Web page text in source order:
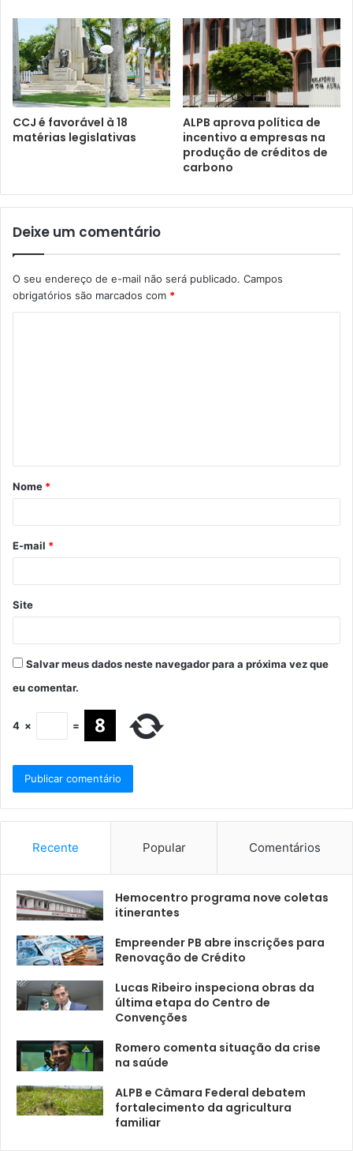
CCJ é favorável à 18
matérias legislativas
ALPB aprova política de
incentivo a empresas na
produção de créditos de
carbono
Deixe um comentário
O seu endereço de e-mail não será publicado. Campos
obrigatórios são marcados com *
Nome *
E-mail *
Site
Salvar meus dados neste navegador para a próxima vez que
eu comentar.
4 × =
Recente Popular Comentários
Hemocentro programa nove coletas
itinerantes
Empreender PB abre inscrições para
Renovação de Crédito
Lucas Ribeiro inspeciona obras da
última etapa do Centro de
Convenções
Romero comenta situação da crise
na saúde
ALPB e Câmara Federal debatem
fortalecimento da agricultura
familiar